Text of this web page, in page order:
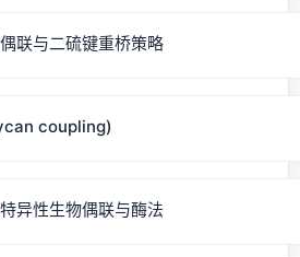
联与二硫键重桥策略
coupling)
异性生物偶联与酶法